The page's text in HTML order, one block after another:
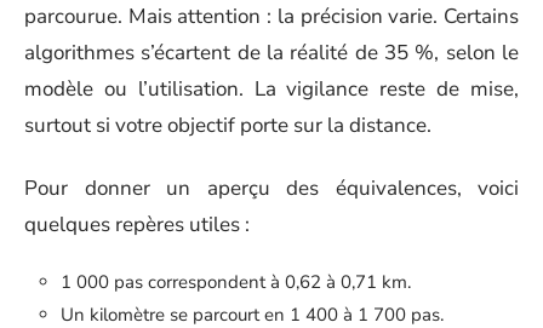
parcourue. Mais attention : la précision varie. Certains
algorithmes s’écartent de la réalité de 35 %, selon le
modèle ou l’utilisation. La vigilance reste de mise,
surtout si votre objectif porte sur la distance.
Pour donner un aperçu des équivalences, voici
quelques repères utiles :
1 000 pas correspondent à 0,62 à 0,71 km.
Un kilomètre se parcourt en 1 400 à 1 700 pas.